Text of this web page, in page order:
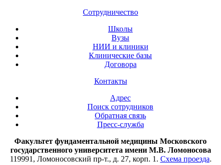
Сотрудничество
Школы
Вузы
НИИ и клиники
Клинические базы
Договора
Контакты
Адрес
Поиск сотрудников
Обратная связь
Пресс-служба
Факультет фундаментальной медицины Московского
государственного университета имени М.В. Ломоносова
119991, Ломоносовский пр-т., д. 27, корп. 1. Схема проезда.